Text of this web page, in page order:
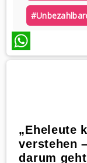
WhatsApp
„Eheleute
verstehen
darum